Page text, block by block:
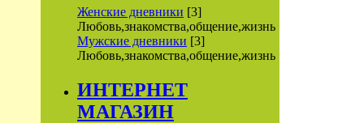
Женские дневники [3]
Любовь,знакомства,общение,жизнь
Мужские дневники [3]
Любовь,знакомства,общение,жизнь
ИНТЕРНЕТ
МАГАЗИН